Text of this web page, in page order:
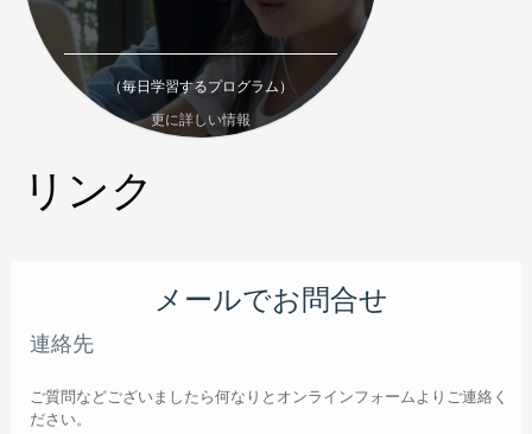
（毎日学習するプログラム）
更に詳しい情報
リンク
メールでお問合せ
連絡先
ご質問などございましたら何なりとオンラインフォームよりご連絡く
ださい。